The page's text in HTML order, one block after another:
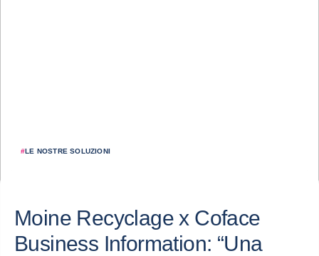
#LE NOSTRE SOLUZIONI
Moine Recyclage x Coface
Business Information: “Una